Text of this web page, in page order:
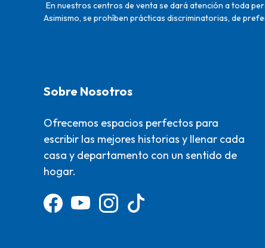
En nuestros centros de venta se dará atención a toda
Asimismo, se prohíben prácticas discriminatorias, de
Sobre Nosotros
Ofrecemos espacios perfectos para
escribir las mejores historias y llenar cada
casa y departamento con un sentido de
hogar.